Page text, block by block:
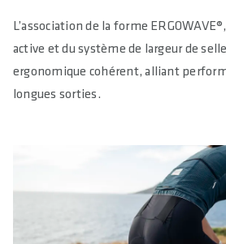
L’association de la forme
active et du système de largeur de
ergonomique cohérent, alliant
longues sorties.